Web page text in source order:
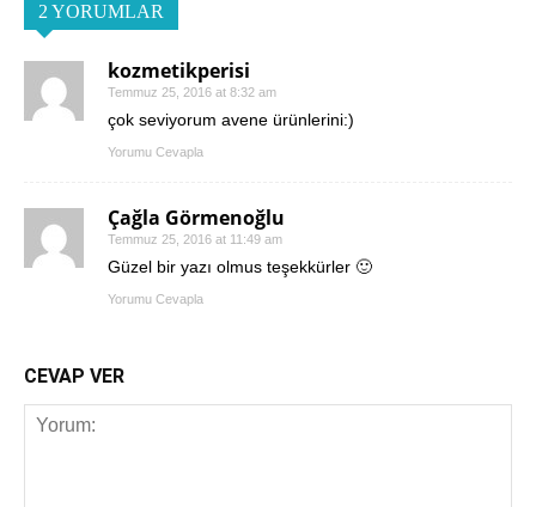
2 YORUMLAR
kozmetikperisi
Temmuz 25, 2016 at 8:32 am
çok seviyorum avene ürünlerini:)
Yorumu Cevapla
Çağla Görmenoğlu
Temmuz 25, 2016 at 11:49 am
Güzel bir yazı olmus teşekkürler 🙂
Yorumu Cevapla
CEVAP VER